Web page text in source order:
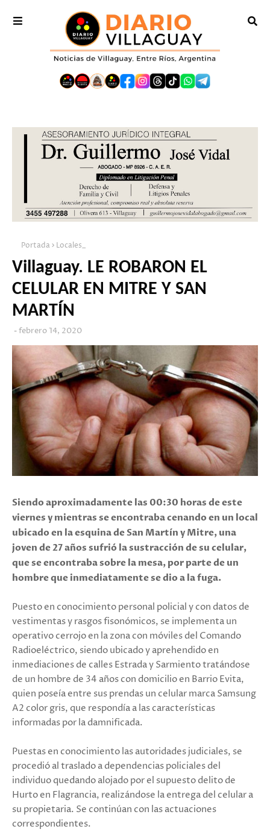
Portada Locales_
Villaguay. LE ROBARON EL
CELULAR EN MITRE Y SAN
MARTÍN
febrero 14, 2020
Siendo aproximadamente las 00:30 horas de este
viernes y mientras se encontraba cenando en un local
ubicado en la esquina de San Martín y Mitre, una
joven de 27 años sufrió la sustracción de su celular,
que se encontraba sobre la mesa, por parte de un
hombre que inmediatamente se dio a la fuga.
Puesto en conocimiento personal policial y con datos de
vestimentas y rasgos fisonómicos, se implementa un
operativo cerrojo en la zona con móviles del Comando
Radioeléctrico, siendo ubicado y aprehendido en
inmediaciones de calles Estrada y Sarmiento tratándose
de un hombre de 34 años con domicilio en Barrio Evita,
quien poseía entre sus prendas un celular marca Samsung
A2 color gris, que respondía a las características
informadas por la damnificada.
Puestas en conocimiento las autoridades judiciales, se
procedió al traslado a dependencias policiales del
individuo quedando alojado por el supuesto delito de
Hurto en Flagrancia, realizándose la entrega del celular a
su propietaria. Se continúan con las actuaciones
correspondientes.